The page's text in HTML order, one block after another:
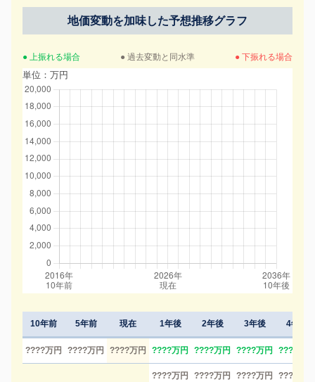
地価変動を加味した予想推移グラフ
● 上振れる場合 ● 過去変動と同水準 ● 下振れる場合
単位：万円
10年前 5年前 現在
????万円 ????万円 ????万円
1年後 2年後 3年後 4年後
????万円 ????万円 ????万円 ????万円
????万円 ????万円 ????万円 ????万円